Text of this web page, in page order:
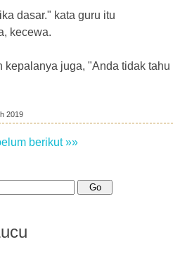
dasar." kata guru itu
kecewa.
juga, "Anda tidak tahu
2019
berikut »»